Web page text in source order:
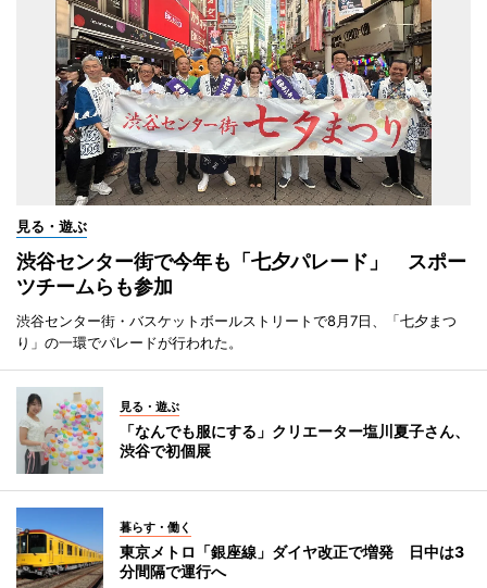
見る・遊ぶ
渋谷センター街で今年も「七夕パレード」 スポー
ツチームらも参加
渋谷センター街・バスケットボールストリートで8月7日、「七夕まつ
り」の一環でパレードが行われた。
見る・遊ぶ
「なんでも服にする」クリエーター塩川夏子さん、
渋谷で初個展
暮らす・働く
東京メトロ「銀座線」ダイヤ改正で増発 日中は3
分間隔で運行へ